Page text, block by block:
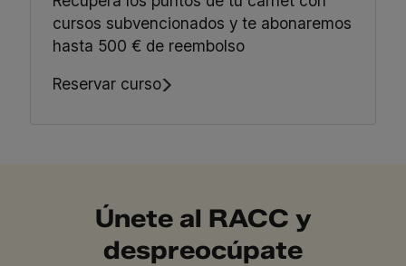
cursos subvencionados y te abonaremos
hasta 500 € de reembolso
Reservar curso
Únete al RACC y
despreocúpate